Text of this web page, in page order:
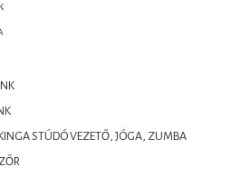
STÚDÓ VEZETŐ, JÓGA, ZUMBA